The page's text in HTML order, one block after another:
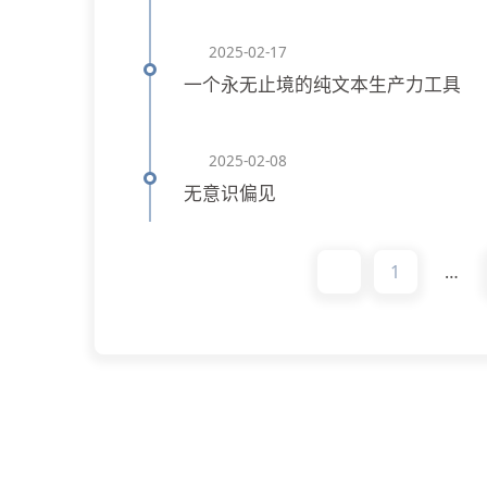
2025-02-17
一个永无止境的纯文本生产力工具
2025-02-08
无意识偏见
1 …